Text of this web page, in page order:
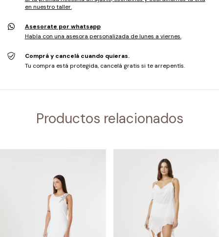
en nuestro taller.
Asesorate por whatsapp
Habla con una asesora personalizada de lunes a viernes.
Comprá y cancelá cuando quieras.
Tu compra está protegida, cancelá gratis si te arrepentís.
Productos relacionados